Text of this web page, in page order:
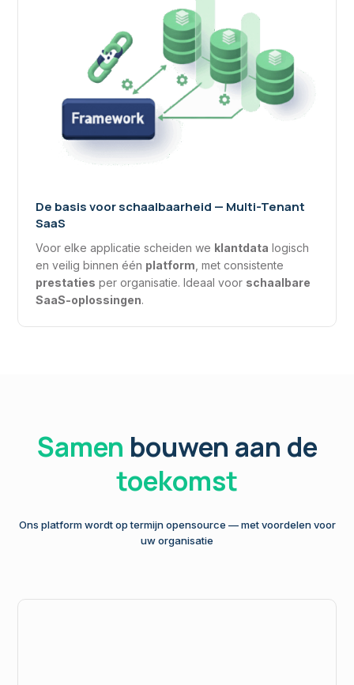
De basis voor schaalbaarheid — Multi-Tenant
SaaS
Voor elke applicatie scheiden we klantdata logisch
en veilig binnen één platform , met consistente
prestaties per organisatie. Ideaal voor schaalbare
SaaS-oplossingen.
Samen bouwen aan de
toekomst
Ons platform wordt op termijn opensource — met voordelen voor
uw organisatie